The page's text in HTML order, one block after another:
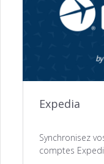
Expedia
Synchronisez
comptes